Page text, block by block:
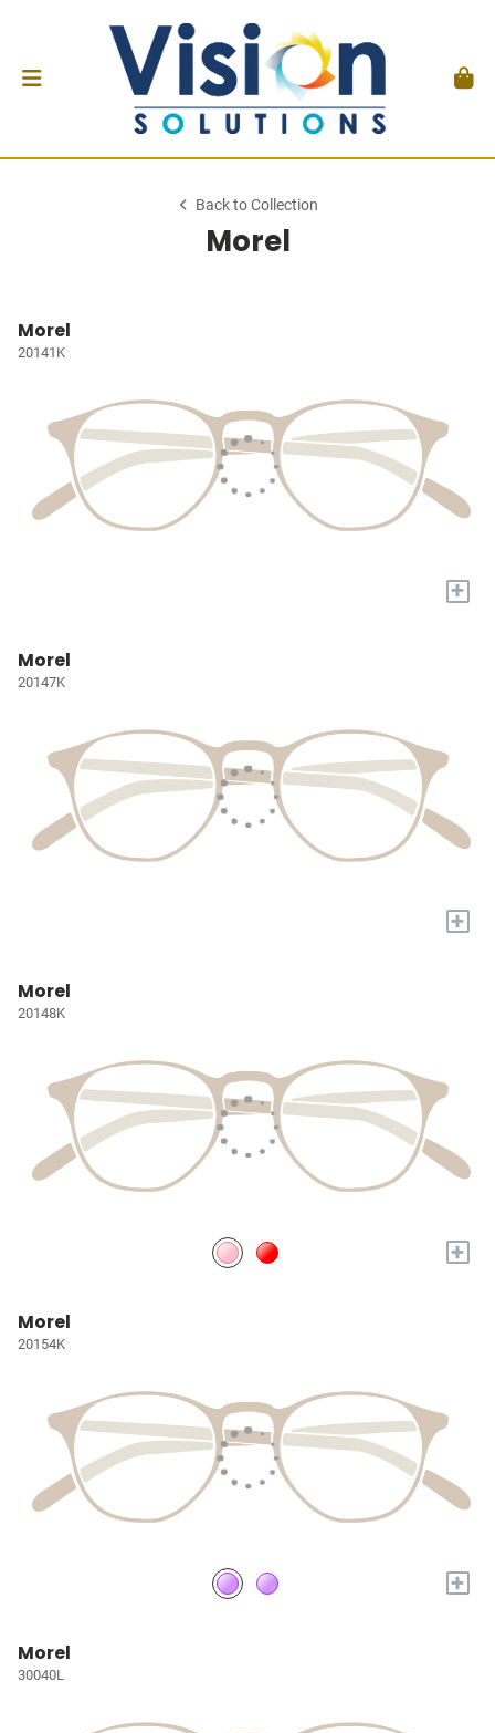
Back to Collection
Morel
Morel
20141K
+
Morel
20147K
+
Morel
20148K
+
Morel
20154K
+
Morel
30040L